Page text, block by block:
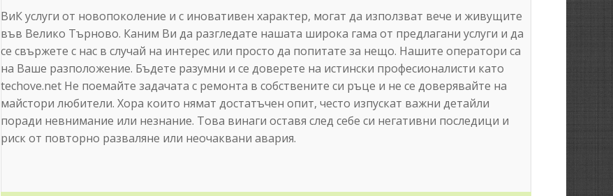
ВиК услуги от новопоколение и с иновативен характер, могат да използват вече и живущите
във Велико Търново. Каним Ви да разгледате нашата широка гама от предлагани услуги и да
се свържете с нас в случай на интерес или просто да попитате за нещо. Нашите оператори са
на Ваше разположение. Бъдете разумни и се доверете на истински професионалисти като
techove.net Не поемайте задачата с ремонта в собствените си ръце и не се доверявайте на
майстори любители. Хора които нямат достатъчен опит, често изпускат важни детайли
поради невнимание или незнание. Това винаги оставя след себе си негативни последици и
риск от повторно разваляне или неочаквани авария.